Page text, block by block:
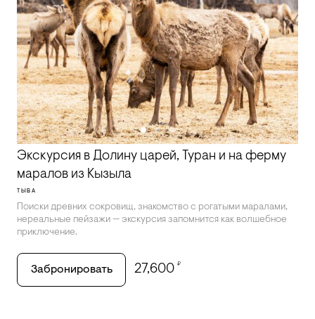
Экскурсия в Долину царей, Туран и на ферму
маралов из Кызыла
ТЫВА
Поиски древних сокровищ, знакомство с рогатыми маралами,
нереальные пейзажи — экскурсия запомнится как волшебное
приключение.
Забронировать 27,600 ₽